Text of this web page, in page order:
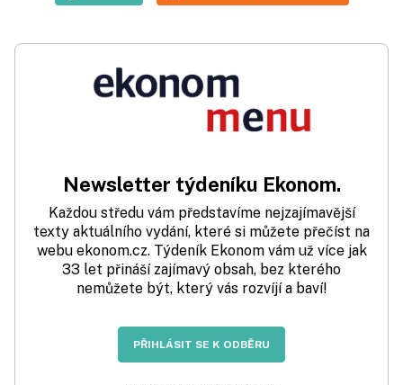
Newsletter týdeníku Ekonom.
Každou středu vám představíme nejzajímavější
texty aktuálního vydání, které si můžete přečíst na
webu ekonom.cz. Týdeník Ekonom vám už více jak
33 let přináší zajímavý obsah, bez kterého
nemůžete být, který vás rozvíjí a baví!
PŘIHLÁSIT SE K ODBĚRU